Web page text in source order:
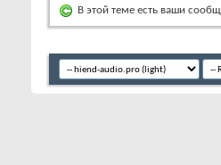
В этой теме есть ваши